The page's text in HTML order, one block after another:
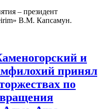
– президент
В.М. Капсамун.
и
принял
по